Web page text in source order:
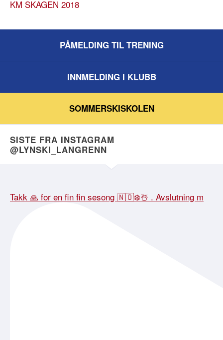
KM SKAGEN 2018
PÅMELDING TIL TRENING
INNMELDING I KLUBB
SOMMERSKISKOLEN
SISTE FRA INSTAGRAM
@LYNSKI_LANGRENN
Takk 🙏 for en fin fin sesong 🇳🇴❄️☃️ . Avslutning m